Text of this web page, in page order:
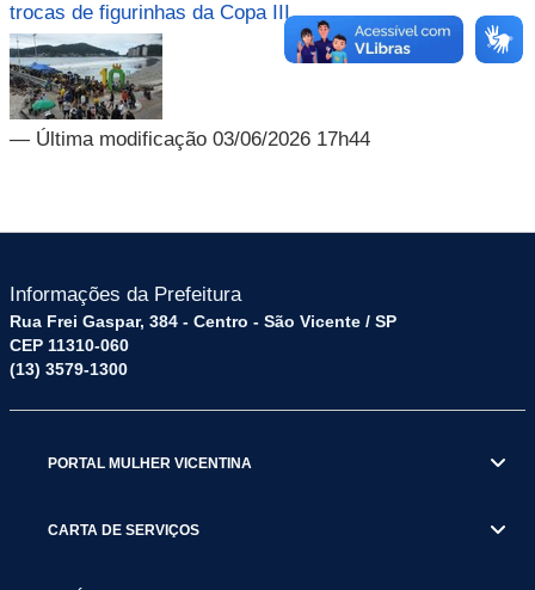
trocas de figurinhas da Copa III
— Última modificação 03/06/2026 17h44
Informações da Prefeitura
Rua Frei Gaspar, 384 - Centro - São Vicente / SP
CEP 11310-060
(13) 3579-1300
PORTAL MULHER VICENTINA
CARTA DE SERVIÇOS